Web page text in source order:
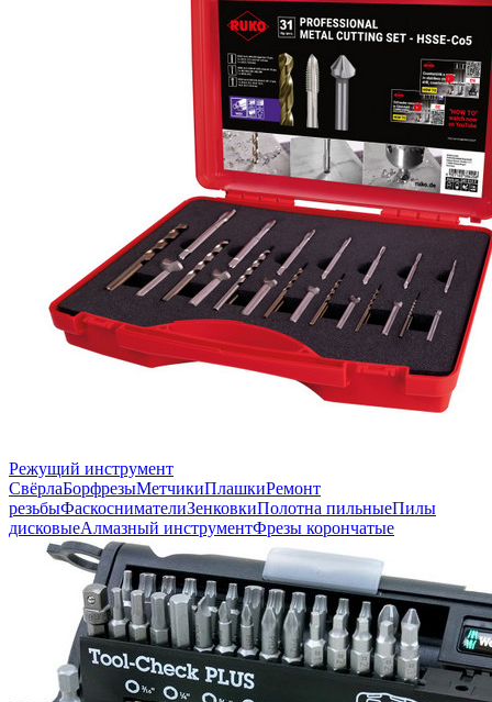
Режущий инструмент
СвёрлаБорфрезыМетчикиПлашкиРемонт
резьбыФаскоснимателиЗенковкиПолотна пильныеПилы
дисковыеАлмазный инструментФрезы корончатые